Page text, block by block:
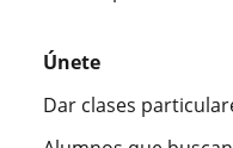
Únete
Dar clases